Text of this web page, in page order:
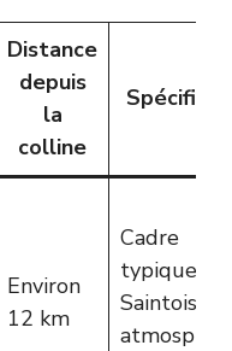
Distance
depuis
la
colline
Environ
12 km
Cadre
typique du
Saintois,